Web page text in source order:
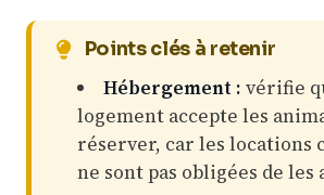
Points clés à retenir
Hébergement : vérifie
logement accepte les
réserver, car les locations
ne sont pas obligées de